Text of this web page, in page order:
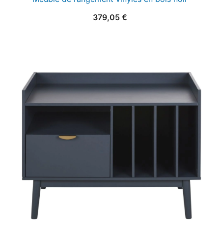
379,05 €